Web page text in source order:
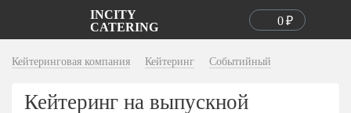
INCITY
CATERING
Магазин
Канапе
Фуршеты
О компании
0₽
Кейтеринговая компания Кейтеринг Событийный
Кейтеринг на выпускной